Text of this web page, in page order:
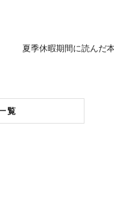
夏季休暇期間に読んだ
覧